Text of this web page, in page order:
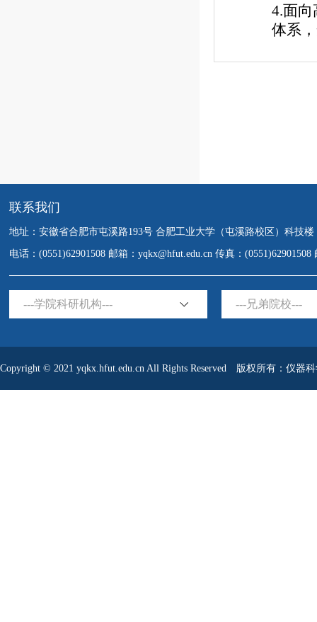
4.面
体系
联系我们
地址：安徽省合肥市屯溪路193号 合肥工业大学（屯溪路校区）科技楼
电话：(0551)62901508 邮箱：yqkx@hfut.edu.cn 传真：(0551)62901508
---学院科研机构--- ---兄弟院校---
Copyright © 2021 yqkx.hfut.edu.cn All Rights Reserved 版权所有：仪器